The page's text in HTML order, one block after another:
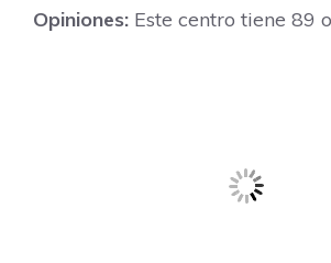
Opiniones: Este centro tiene 89